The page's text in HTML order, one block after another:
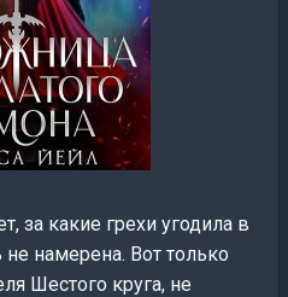
за какие грехи угодила в
не намерена. Вот только
Шестого круга, не